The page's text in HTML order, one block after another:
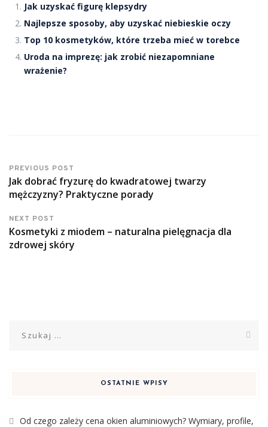
Jak uzyskać figurę klepsydry
Najlepsze sposoby, aby uzyskać niebieskie oczy
Top 10 kosmetyków, które trzeba mieć w torebce
Uroda na imprezę: jak zrobić niezapomniane
wrażenie?
PREVIOUS POST
Jak dobrać fryzurę do kwadratowej twarzy
mężczyzny? Praktyczne porady
NEXT POST
Kosmetyki z miodem – naturalna pielęgnacja dla
zdrowej skóry
OSTATNIE WPISY
Od czego zależy cena okien aluminiowych? Wymiary, profile,